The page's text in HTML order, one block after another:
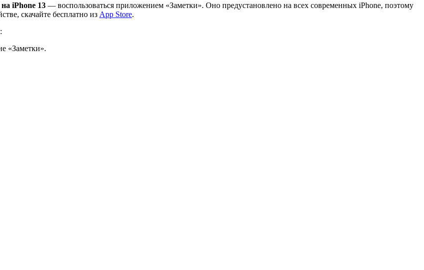
iPhone 13 — воспользоваться приложением «Заметки». Оно предустановлено на всех современных iPhone, поэтому
скачайте бесплатно из App Store.
«Заметки».